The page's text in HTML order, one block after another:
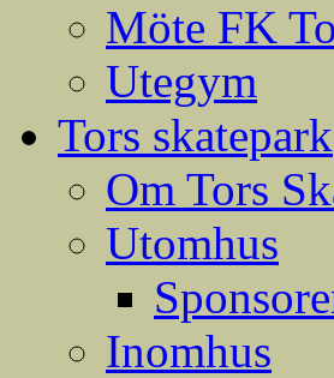
Möte FK
Utegym
Tors skatepark
Om Tors
Utomhus
Inomhus